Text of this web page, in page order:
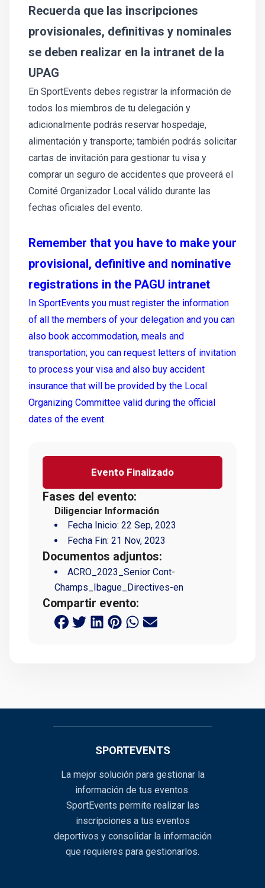
Recuerda que las inscripciones
provisionales, definitivas y nominales
se deben realizar en la intranet de la
UPAG
En SportEvents debes registrar la información de
todos los miembros de tu delegación y
adicionalmente podrás reservar hospedaje,
alimentación y transporte; también podrás solicitar
cartas de invitación para gestionar tu visa y
comprar un seguro de accidentes que proveerá el
Comité Organizador Local válido durante las
fechas oficiales del evento.
Remember that you have to make your
provisional, definitive and nominative
registrations in the PAGU intranet
In SportEvents you must register the information
of all the members of your delegation and you can
also book accommodation, meals and
transportation; you can request letters of invitation
to process your visa and also buy accident
insurance that will be provided by the Local
Organizing Committee valid during the official
dates of the event.
Evento Finalizado
Fases del evento:
Diligenciar Información
Fecha Inicio: 22 Sep, 2023
Fecha Fin: 21 Nov, 2023
Documentos adjuntos:
ACRO_2023_Senior Cont-
Champs_Ibague_Directives-en
Compartir evento:
SPORTEVENTS
La mejor solución para gestionar la
información de tus eventos.
SportEvents permite realizar las
inscripciones a tus eventos
deportivos y consolidar la información
que requieres para gestionarlos.